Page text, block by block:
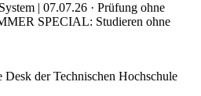
| 07.07.26 · Prüfung ohne
SPECIAL: Studieren ohne